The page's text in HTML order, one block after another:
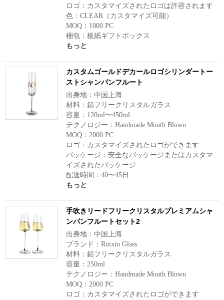
ロゴ：カスタマイズされたロゴは許容されます
色：CLEAR（カスタマイズ可能）
MOQ：1000 PC
梱包：板紙ギフトボックス
もっと
カスタムゴールドデカールロゴシリンダートー
ストシャンパンフルート
出身地：中国上海
材料：鉛フリークリスタルガラス
容量：120ml〜450ml
テクノロジー：Handmade.Mouth Blown
MOQ：2000 PC
ロゴ：カスタマイズされたロゴができます
パッケージ：安全なパッケージまたはカスタマ
イズされたパッケージ
配送時間：40〜45日
もっと
手吹きリードフリークリスタルプレミアムシャ
ンパンフルートセット2
出身地：中国上海
ブランド：Ruixin Glass
材料：鉛フリークリスタルガラス
容量：250ml
テクノロジー：Handmade.Mouth Blown
MOQ：2000 PC
ロゴ：カスタマイズされたロゴができます